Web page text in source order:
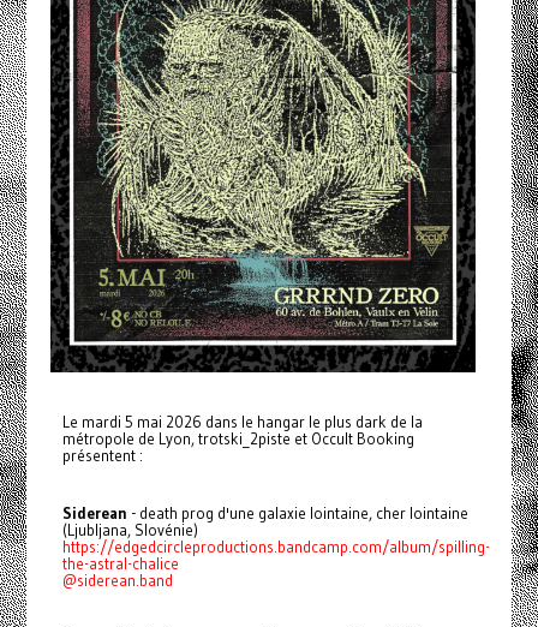
Le mardi 5 mai 2026 dans le hangar le plus dark de la
métropole de Lyon, trotski_2piste et Occult Booking
présentent :
Siderean - death prog d'une galaxie lointaine, cher lointaine
(Ljubljana, Slovénie)
https://edgedcircleproductions.bandcamp.com/album/spilling-
the-astral-chalice
@siderean.band